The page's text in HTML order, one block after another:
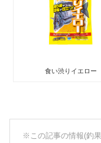
食い渋りイエロー
※この記事の情報(釣